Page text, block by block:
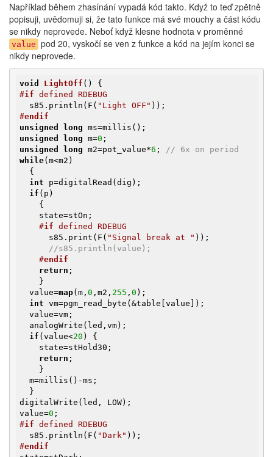
Například během zhasínání vypadá kód takto. Když to teď zpětně
popisuji, uvědomuji si, že tato funkce má své mouchy a část kódu
se nikdy neprovede. Neboť když klesne hodnota v proměnné
value pod 20, vyskočí se ven z funkce a kód na jejím konci se
nikdy neprovede.
void LightOff ()
#if defined RDEBUG
  s85.println(F(
"Light OFF"
#endif
unsigned
long
unsigned
long m=0
unsigned
long m2=pot_value*6 ; // 6x on period
while(m<m2)
int p=digitalRead(dig);
if (p)
#if defined RDEBUG
      s85.print(F(
"Signal break at " ));
//s85.println(value);
#endif
return ;
  value=
map(m, 0 ,m2, 255 , 0 );
int vm=pgm_read_byte(&table[value]);
if (value<20 ) {
return ;
digitalWrite(led, LOW);
value=0
#if defined RDEBUG
  s85.println(F(
"Dark"
#endif